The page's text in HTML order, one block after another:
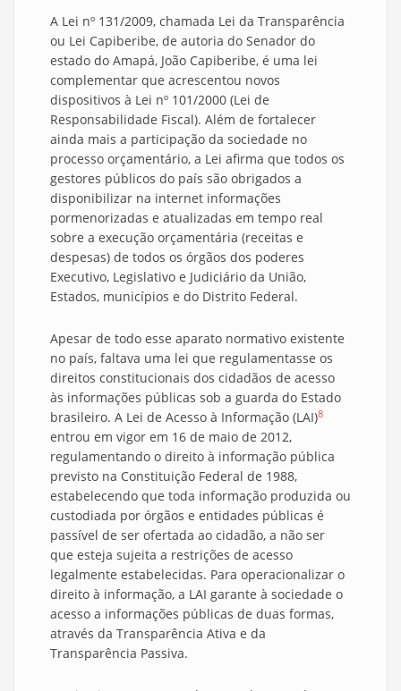
A Lei nº 131/2009, chamada Lei da Transparência
ou Lei Capiberibe, de autoria do Senador do
estado do Amapá, João Capiberibe, é uma lei
complementar que acrescentou novos
dispositivos à Lei nº 101/2000 (Lei de
Responsabilidade Fiscal). Além de fortalecer
ainda mais a participação da sociedade no
processo orçamentário, a Lei afirma que todos os
gestores públicos do país são obrigados a
disponibilizar na internet informações
pormenorizadas e atualizadas em tempo real
sobre a execução orçamentária (receitas e
despesas) de todos os órgãos dos poderes
Executivo, Legislativo e Judiciário da União,
Estados, municípios e do Distrito Federal.
Apesar de todo esse aparato normativo existente
no país, faltava uma lei que regulamentasse os
direitos constitucionais dos cidadãos de acesso
às informações públicas sob a guarda do Estado
brasileiro. A Lei de Acesso à Informação (LAI)8
entrou em vigor em 16 de maio de 2012,
regulamentando o direito à informação pública
previsto na Constituição Federal de 1988,
estabelecendo que toda informação produzida ou
custodiada por órgãos e entidades públicas é
passível de ser ofertada ao cidadão, a não ser
que esteja sujeita a restrições de acesso
legalmente estabelecidas. Para operacionalizar o
direito à informação, a LAI garante à sociedade o
acesso a informações públicas de duas formas,
através da Transparência Ativa e da
Transparência Passiva.